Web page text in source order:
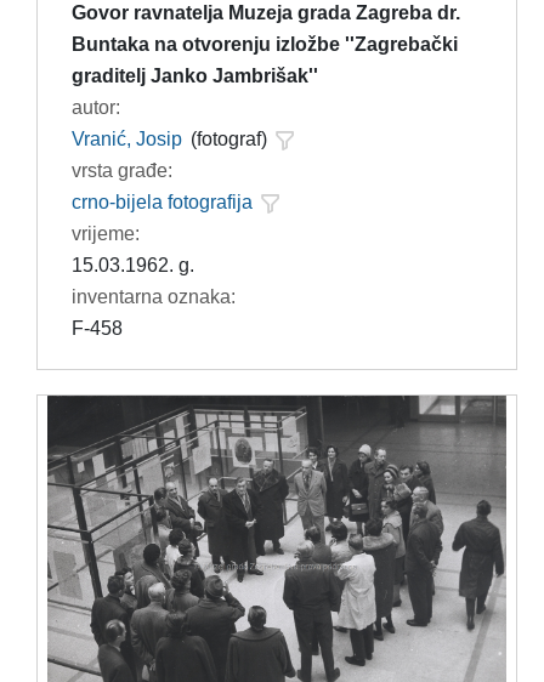
Govor ravnatelja Muzeja grada Zagreba dr.
Buntaka na otvorenju izložbe ''Zagrebački
graditelj Janko Jambrišak''
autor:
Vranić, Josip (fotograf)
vrsta građe:
crno-bijela fotografija
vrijeme:
15.03.1962. g.
inventarna oznaka:
F-458